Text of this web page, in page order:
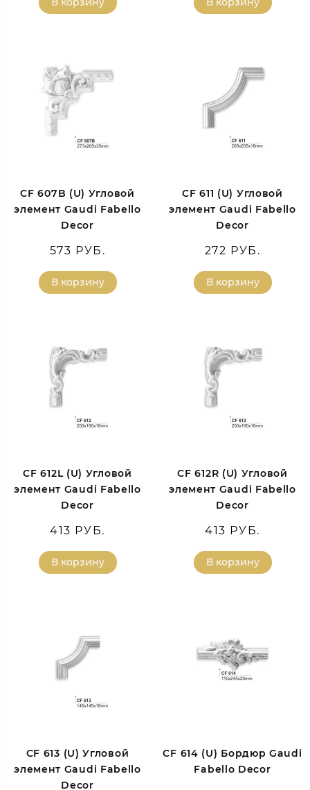
CF 607B (U) Угловой
элемент Gaudi Fabello
Decor
573 РУБ.
В корзину
CF 611 (U) Угловой
элемент Gaudi Fabello
Decor
272 РУБ.
В корзину
CF 612L (U) Угловой
элемент Gaudi Fabello
Decor
413 РУБ.
В корзину
CF 612R (U) Угловой
элемент Gaudi Fabello
Decor
413 РУБ.
В корзину
CF 613 (U) Угловой
элемент Gaudi Fabello
Decor
CF 614 (U) Бордюр Gaudi
Fabello Decor